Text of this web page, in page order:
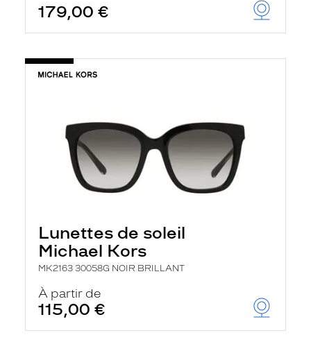
179,00 €
Lunettes de soleil
Michael Kors
MK2163 30058G NOIR BRILLANT
À partir de
115,00 €